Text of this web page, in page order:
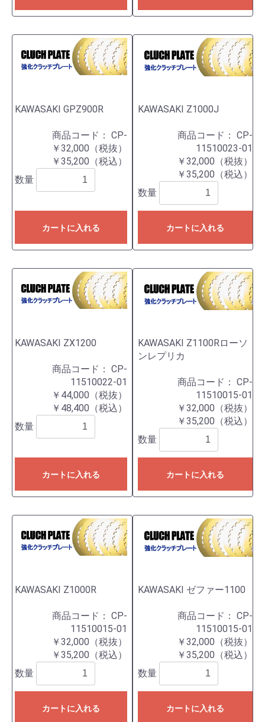
KAWASAKI GPZ900R
商品コード： CP-
￥32,000（税抜）
￥35,200（税込）
数量
カートに入れる
KAWASAKI Z1000J
商品コード： CP-
11510023-01
￥32,000（税抜）
￥35,200（税込）
数量
カートに入れる
KAWASAKI ZX1200
商品コード： CP-
11510022-01
￥44,000（税抜）
￥48,400（税込）
数量
カートに入れる
KAWASAKI Z1100Rローソ
ンレプリカ
商品コード： CP-
11510015-01
￥32,000（税抜）
￥35,200（税込）
数量
カートに入れる
KAWASAKI Z1000R
商品コード： CP-
11510015-01
￥32,000（税抜）
￥35,200（税込）
数量
カートに入れる
KAWASAKI ゼファー1100
商品コード： CP-
11510015-01
￥32,000（税抜）
￥35,200（税込）
数量
カートに入れる